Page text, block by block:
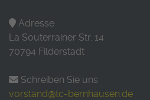
Adresse
La Souterrainer Str. 14
70794 Filderstadt
Schreiben Sie uns
vorstand@tc-bernhausen.de